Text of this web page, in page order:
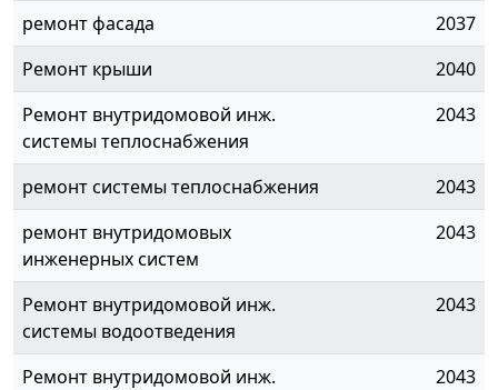
ремонт фасада
2037
Ремонт крыши
2040
Ремонт внутридомовой инж.
системы теплоснабжения
2043
ремонт системы теплоснабжения
2043
ремонт внутридомовых
инженерных систем
2043
Ремонт внутридомовой инж.
системы водоотведения
2043
Ремонт внутридомовой инж.
2043